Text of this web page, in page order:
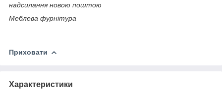
надсилання новою поштою
Меблева фурнітура
Приховати
Характеристики